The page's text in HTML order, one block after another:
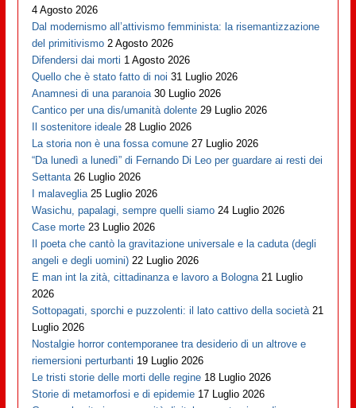
4 Agosto 2026
Dal modernismo all’attivismo femminista: la risemantizzazione
del primitivismo 2 Agosto 2026
Difendersi dai morti 1 Agosto 2026
Quello che è stato fatto di noi 31 Luglio 2026
Anamnesi di una paranoia 30 Luglio 2026
Cantico per una dis/umanità dolente 29 Luglio 2026
Il sostenitore ideale 28 Luglio 2026
La storia non è una fossa comune 27 Luglio 2026
“Da lunedì a lunedì” di Fernando Di Leo per guardare ai resti dei
Settanta 26 Luglio 2026
I malaveglia 25 Luglio 2026
Wasichu, papalagi, sempre quelli siamo 24 Luglio 2026
Case morte 23 Luglio 2026
Il poeta che cantò la gravitazione universale e la caduta (degli
angeli e degli uomini) 22 Luglio 2026
E man int la zità, cittadinanza e lavoro a Bologna 21 Luglio
2026
Sottopagati, sporchi e puzzolenti: il lato cattivo della società 21
Luglio 2026
Nostalgie horror contemporanee tra desiderio di un altrove e
riemersioni perturbanti 19 Luglio 2026
Le tristi storie delle morti delle regine 18 Luglio 2026
Storie di metamorfosi e di epidemie 17 Luglio 2026